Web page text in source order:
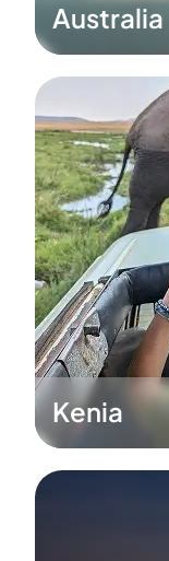
Australia
Kenia